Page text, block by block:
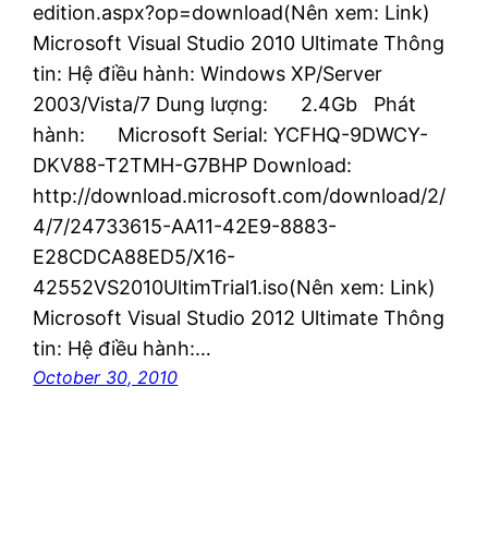
edition.aspx?op=download(Nên xem: Link)
Microsoft Visual Studio 2010 Ultimate Thông
tin: Hệ điều hành: Windows XP/Server
2003/Vista/7 Dung lượng: 2.4Gb Phát
hành: Microsoft Serial: YCFHQ-9DWCY-
DKV88-T2TMH-G7BHP Download:
http://download.microsoft.com/download/2/
4/7/24733615-AA11-42E9-8883-
E28CDCA88ED5/X16-
42552VS2010UltimTrial1.iso(Nên xem: Link)
Microsoft Visual Studio 2012 Ultimate Thông
tin: Hệ điều hành:…
October 30, 2010